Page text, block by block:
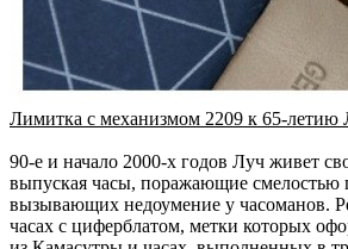
Лимитка с механизмом 2209 к 65-летию
90-е и начало 2000-х годов Луч живет
выпуская часы, поражающие
вызывающих недоумение у часоманов.
часах с циферблатом, метки которых